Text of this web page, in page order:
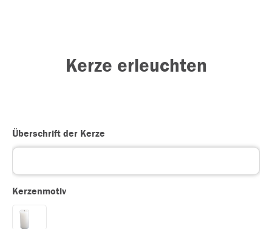
Kerze erleuchten
Überschrift der Kerze
Kerzenmotiv